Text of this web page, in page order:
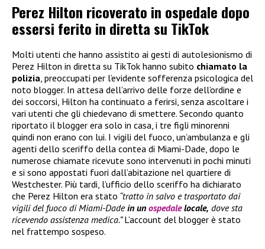
Perez Hilton ricoverato in ospedale dopo
essersi ferito in diretta su TikTok
Molti utenti che hanno assistito ai gesti di autolesionismo di
Perez Hilton in diretta su TikTok hanno subito chiamato la
polizia , preoccupati per l’evidente sofferenza psicologica del
noto blogger. In attesa dell’arrivo delle forze dell’ordine e
dei soccorsi, Hilton ha continuato a ferirsi, senza ascoltare i
vari utenti che gli chiedevano di smettere. Secondo quanto
riportato il blogger era solo in casa, i tre figli minorenni
quindi non erano con lui. I vigili del fuoco, un’ambulanza e gli
agenti dello sceriffo della contea di Miami-Dade, dopo le
numerose chiamate ricevute sono intervenuti in pochi minuti
e si sono appostati fuori dall’abitazione nel quartiere di
Westchester. Più tardi, l’ufficio dello sceriffo ha dichiarato
che Perez Hilton era stato “tratto in salvo e trasportato dai
vigili del fuoco di Miami-Dadein un ospedalelocale, dove sta
ricevendo assistenza medica.”L’account del blogger è stato
nel frattempo sospeso.